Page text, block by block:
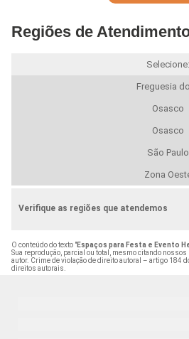
Regiões de
Selecione:
Freguesia
Osasco
Osasco
São Paulo
Zona
Verifique as regiões que atendemos
O conteúdo do texto "Espaços para Festa e Evento
Sua reprodução, parcial ou total, mesmo citando
autor. Crime de violação de direito autoral – artigo 184
direitos autorais